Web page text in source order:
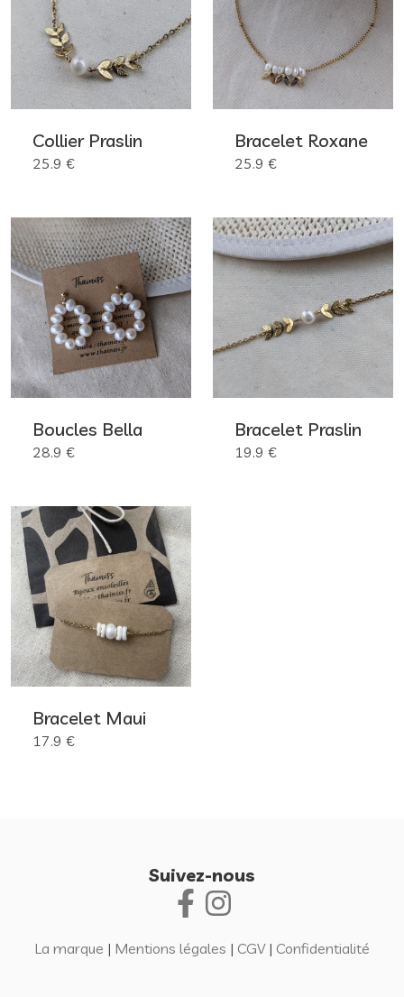
Collier Praslin
25.9 €
Bracelet Roxane
25.9 €
Boucles Bella
28.9 €
Bracelet Praslin
19.9 €
Bracelet Maui
17.9 €
Suivez-nous
La marque | Mentions légales | CGV| Confidentialité